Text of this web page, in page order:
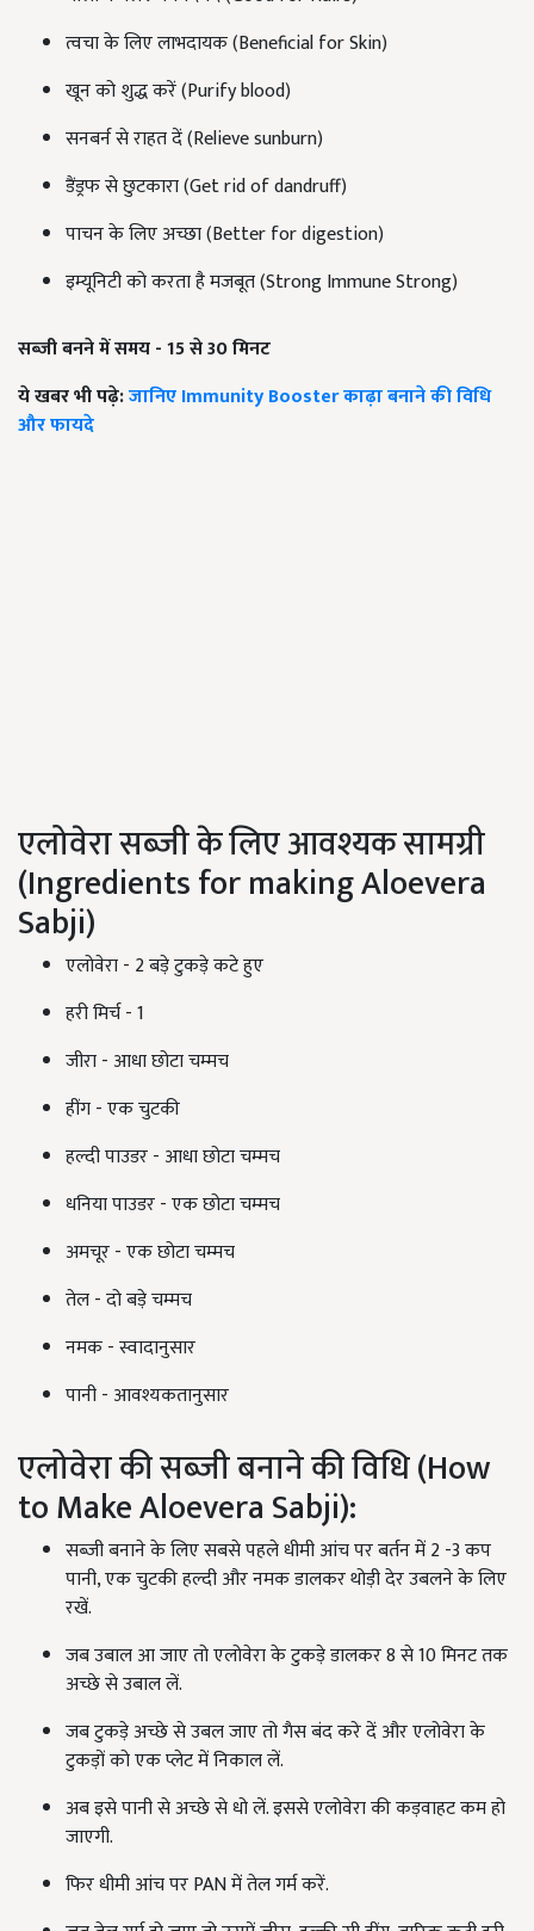
त्वचा के लिए लाभदायक (Beneficial for Skin)
खून को शुद्ध करें (Purify blood)
सनबर्न से राहत दें (Relieve sunburn)
डैंड्रफ से छुटकारा (Get rid of dandruff)
पाचन के लिए अच्छा (Better for digestion)
इम्यूनिटी को करता है मजबूत (Strong Immune Strong)
सब्जी बनने में समय - 15 से 30 मिनट
ये खबर भी पढ़े:जानिए Immunity Booster काढ़ा बनाने की विधि
और फायदे
एलोवेरा सब्जी के लिए आवश्यक सामग्री
(Ingredients for making Aloevera
Sabji)
एलोवेरा - 2 बड़े टुकड़े कटे हुए
हरी मिर्च - 1
जीरा - आधा छोटा चम्मच
हींग - एक चुटकी
हल्दी पाउडर - आधा छोटा चम्मच
धनिया पाउडर - एक छोटा चम्मच
अमचूर - एक छोटा चम्मच
तेल - दो बड़े चम्मच
नमक - स्वादानुसार
पानी - आवश्यकतानुसार
एलोवेरा की सब्जी बनाने की विधि (How
to Make Aloevera Sabji):
सब्जी बनाने के लिए सबसे पहले धीमी आंच पर बर्तन में 2 -3 कप
पानी, एक चुटकी हल्दी और नमक डालकर थोड़ी देर उबलने के लिए
रखें.
जब उबाल आ जाए तो एलोवेरा के टुकड़े डालकर 8 से 10 मिनट तक
अच्छे से उबाल लें.
जब टुकड़े अच्छे से उबल जाए तो गैस बंद करे दें और एलोवेरा के
टुकड़ों को एक प्लेट में निकाल लें.
अब इसे पानी से अच्छे से धो लें. इससे एलोवेरा की कड़वाहट कम हो
जाएगी.
फिर धीमी आंच पर PAN में तेल गर्म करें.